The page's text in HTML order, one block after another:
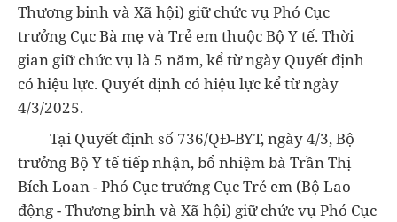
Thương binh và Xã hội) giữ chức vụ Phó Cục
trưởng Cục Bà mẹ và Trẻ em thuộc Bộ Y tế. Thời
gian giữ chức vụ là 5 năm, kể từ ngày Quyết định
có hiệu lực. Quyết định có hiệu lực kể từ ngày
4/3/2025.
Tại Quyết định số 736/QĐ-BYT, ngày 4/3, Bộ
trưởng Bộ Y tế tiếp nhận, bổ nhiệm bà Trần Thị
Bích Loan - Phó Cục trưởng Cục Trẻ em (Bộ Lao
động - Thương binh và Xã hội) giữ chức vụ Phó Cục